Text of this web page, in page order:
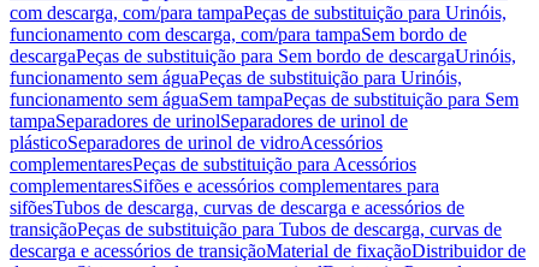
com descarga, com/para tampaPeças de substituição para Urinóis,
funcionamento com descarga, com/para tampaSem bordo de
descargaPeças de substituição para Sem bordo de descargaUrinóis,
funcionamento sem águaPeças de substituição para Urinóis,
funcionamento sem águaSem tampaPeças de substituição para Sem
tampaSeparadores de urinolSeparadores de urinol de
plásticoSeparadores de urinol de vidroAcessórios
complementaresPeças de substituição para Acessórios
complementaresSifões e acessórios complementares para
sifõesTubos de descarga, curvas de descarga e acessórios de
transiçãoPeças de substituição para Tubos de descarga, curvas de
descarga e acessórios de transiçãoMaterial de fixaçãoDistribuidor de